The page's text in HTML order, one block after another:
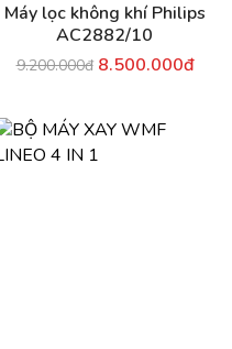
Máy lọc không khí Philips
AC2882/10
9.200.000đ 8.500.000đ